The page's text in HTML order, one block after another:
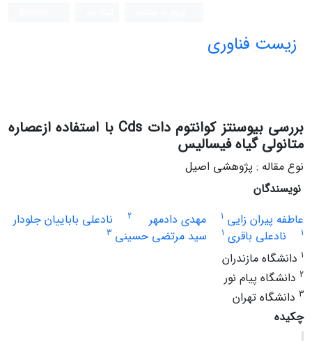
زیست فناوری
بررسی بیوسنتز کوانتوم دات‌ Cds با استفاده ازعصاره
متانولی گیاه فیسالیس
نوع مقاله : پژوهشی اصیل
نویسندگان
عاطفه پیران زایی 1 مهدی دادمهر 2 نادعلی باباییان جلودار
1 نادعلی باقری 1 سید مرتضی حسینی 3
1 دانشگاه مازندران
2 دانشگاه پیام نور
3 دانشگاه تهران
چکیده